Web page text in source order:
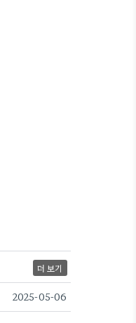
더 보기
2025-05-06